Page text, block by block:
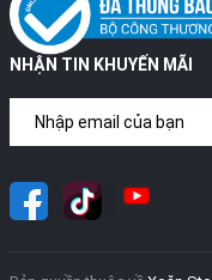
NHẬN TIN KHUYẾN MÃI